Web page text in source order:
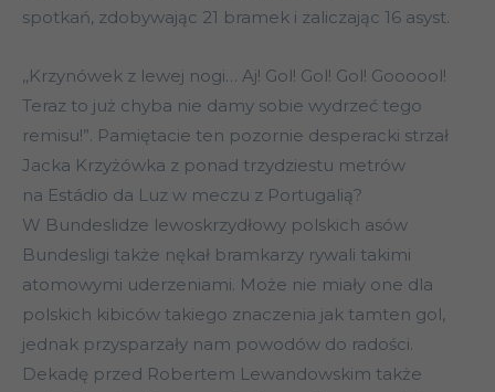
spotkań, zdobywając 21 bramek i zaliczając 16 asyst.
,,Krzynówek z lewej nogi… Aj! Gol! Gol! Gol! Goooool!
Teraz to już chyba nie damy sobie wydrzeć tego
remisu!”. Pamiętacie ten pozornie desperacki strzał
Jacka Krzyżówka z ponad trzydziestu metrów
na Estádio da Luz w meczu z Portugalią?
W Bundeslidze lewoskrzydłowy polskich asów
Bundesligi także nękał bramkarzy rywali takimi
atomowymi uderzeniami. Może nie miały one dla
polskich kibiców takiego znaczenia jak tamten gol,
jednak przysparzały nam powodów do radości.
Dekadę przed Robertem Lewandowskim także